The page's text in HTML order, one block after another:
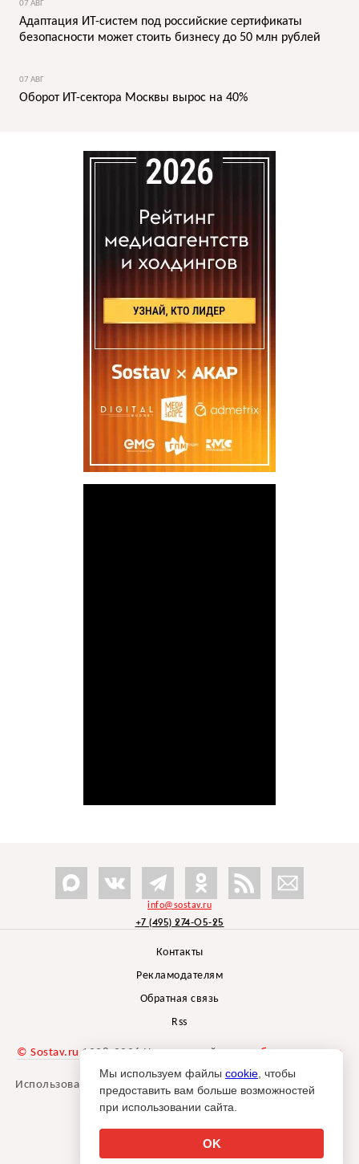
07 АВГ
Адаптация ИТ-систем под российские сертификаты
безопасности может стоить бизнесу до 50 млн рублей
07 АВГ
Оборот ИТ-сектора Москвы вырос на 40%
info@sostav.ru
+7 (495) 274-05-25
Контакты
Рекламодателям
Обратная связь
Rss
© Sostav.ru 1998-2026 Независимый проектбрендингового
агентства Depot
Использование материалов Sostav.ru допустимо только при
указании источника.
Мы используем файлы cookie , чтобы
предоставить вам больше возможностей
при использовании сайта.
OK